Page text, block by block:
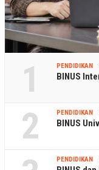
1 PENDIDIKAN
BINUS
2 PENDIDIKAN
BINUS
PENDIDIKAN